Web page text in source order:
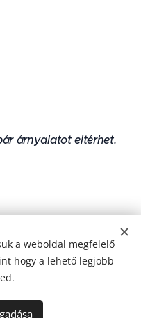
árnyalatot eltérhet.
a weboldal megfelelő
hogy a lehető legjobb